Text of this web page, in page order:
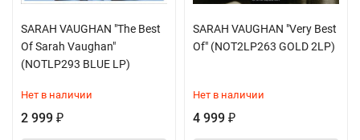
SARAH VAUGHAN "The Best
Of Sarah Vaughan"
(NOTLP293 BLUE LP)
Нет в наличии
2 999 ₽
SARAH VAUGHAN "Very Best
Of" (NOT2LP263 GOLD 2LP)
Нет в наличии
4 999 ₽